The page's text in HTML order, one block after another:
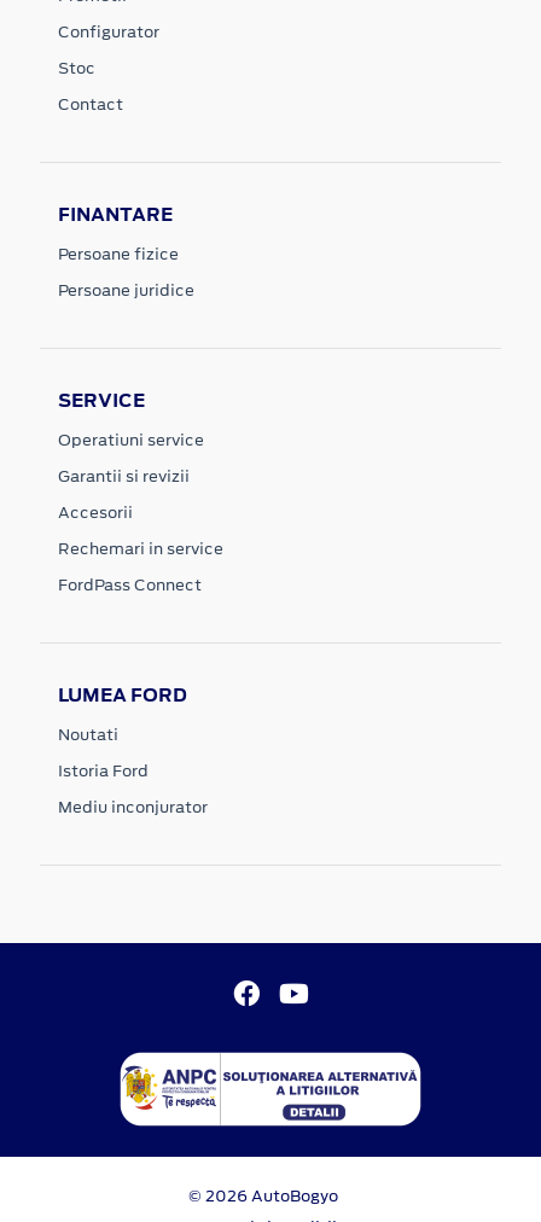
Configurator
Stoc
Contact
FINANTARE
Persoane fizice
Persoane juridice
SERVICE
Operatiuni service
Garantii si revizii
Accesorii
Rechemari in service
FordPass Connect
LUMEA FORD
Noutati
Istoria Ford
Mediu inconjurator
© 2026 AutoBogyo